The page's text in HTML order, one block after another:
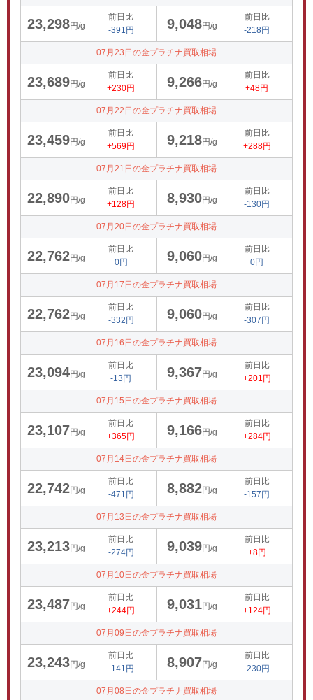
23,298円/g
前日比
-391円
9,048円/g
前日比
-218円
07月23日の金プラチナ買取相場
23,689円/g
前日比
+230円
9,266円/g
前日比
+48円
07月22日の金プラチナ買取相場
23,459円/g
前日比
+569円
9,218円/g
前日比
+288円
07月21日の金プラチナ買取相場
22,890円/g
前日比
+128円
8,930円/g
前日比
-130円
07月20日の金プラチナ買取相場
22,762円/g
前日比
0円
9,060円/g
前日比
0円
07月17日の金プラチナ買取相場
22,762円/g
前日比
-332円
9,060円/g
前日比
-307円
07月16日の金プラチナ買取相場
23,094円/g
前日比
-13円
9,367円/g
前日比
+201円
07月15日の金プラチナ買取相場
23,107円/g
前日比
+365円
9,166円/g
前日比
+284円
07月14日の金プラチナ買取相場
22,742円/g
前日比
-471円
8,882円/g
前日比
-157円
07月13日の金プラチナ買取相場
23,213円/g
前日比
-274円
9,039円/g
前日比
+8円
07月10日の金プラチナ買取相場
23,487円/g
前日比
+244円
9,031円/g
前日比
+124円
07月09日の金プラチナ買取相場
23,243円/g
前日比
-141円
8,907円/g
前日比
-230円
07月08日の金プラチナ買取相場